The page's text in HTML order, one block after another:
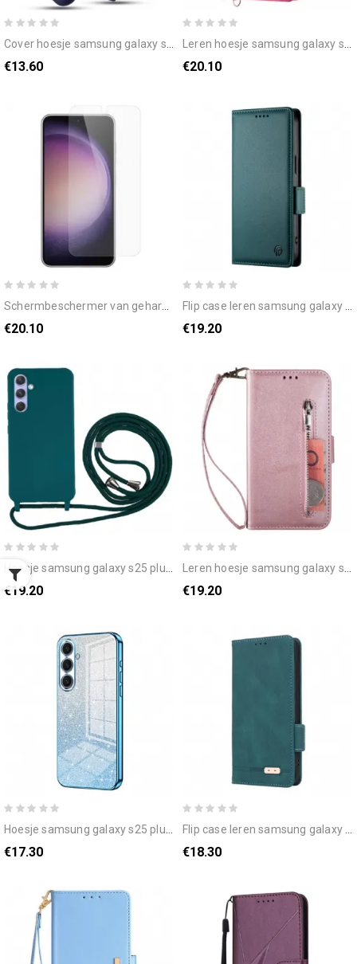
cover hoesje samsung galaxy s25 plus 5g telefoonhoesje kaarthouder
€13.60
leren hoesje samsung galaxy s25 plus 5g bloemenpatroon en bandjes bescherming hoesje
€20.10
schermbeschermer van gehard glas voor samsung galaxy s25 plus 5g
€20.10
flip case leren samsung galaxy s25 plus 5g prestige
€19.20
hoesje samsung galaxy s25 plus 5g klassiek
€19.20
leren hoesje samsung galaxy s25 plus 5g muntvakje en bandje bescherming hoesje
€19.20
hoesje samsung galaxy s25 plus 5g glitterachterkant
€17.30
flip case leren samsung galaxy s25 plus 5g retro
€18.30